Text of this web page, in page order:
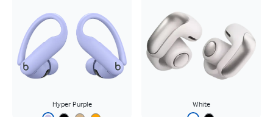
Hyper Purple White